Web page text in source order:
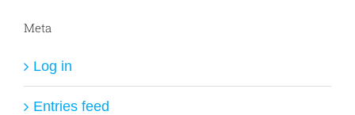
Meta
Log in
Entries feed